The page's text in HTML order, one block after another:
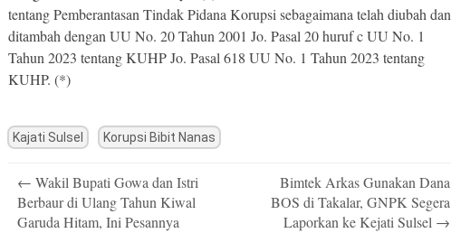
tentang Pemberantasan Tindak Pidana Korupsi sebagaimana telah diubah dan
ditambah dengan UU No. 20 Tahun 2001 Jo. Pasal 20 huruf c UU No. 1
Tahun 2023 tentang KUHP Jo. Pasal 618 UU No. 1 Tahun 2023 tentang
KUHP. (*)
Kajati Sulsel Korupsi Bibit Nanas
navigation
← Wakil Bupati Gowa dan Istri
Berbaur di Ulang Tahun Kiwal
Garuda Hitam, Ini Pesannya
Bimtek Arkas Gunakan Dana
BOS di Takalar, GNPK Segera
Laporkan ke Kejati Sulsel →